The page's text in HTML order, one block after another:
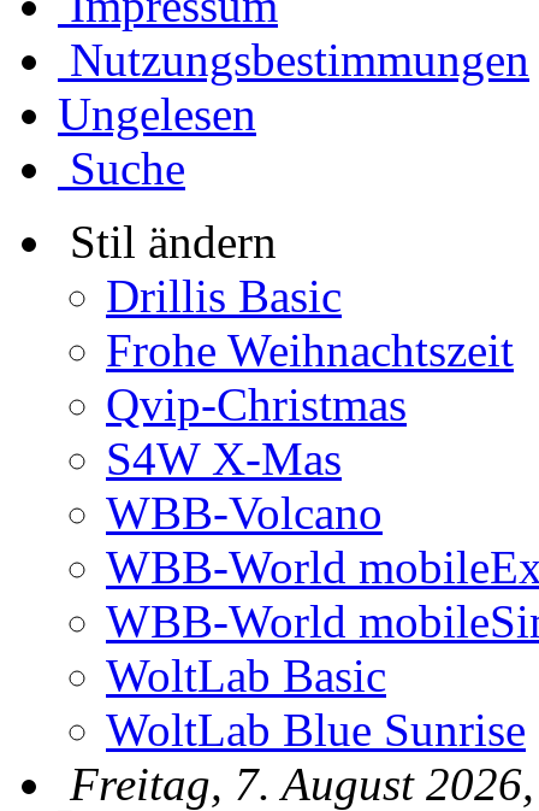
Nutzungsbestimmungen
Ungelesen
Suche
Stil ändern
Drillis Basic
Frohe Weihnachtszeit
Qvip-Christmas
S4W X-Mas
WBB-Volcano
WBB-World
WBB-World
WoltLab Basic
WoltLab Blue Sunrise
Freitag, 7. August